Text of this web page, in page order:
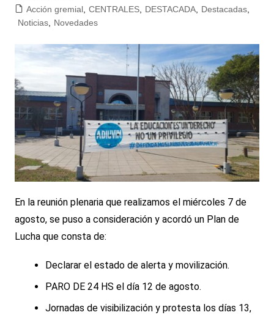
Acción gremial, CENTRALES, DESTACADA, Destacadas,
Noticias, Novedades
En la reunión plenaria que realizamos el miércoles 7 de
agosto, se puso a consideración y acordó un Plan de
Lucha que consta de:
Declarar el estado de alerta y movilización.
PARO DE 24 HS el día 12 de agosto.
Jornadas de visibilización y protesta los días 13,